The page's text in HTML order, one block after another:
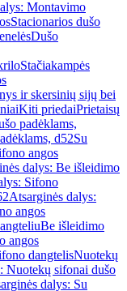
Montavimo
Stacionarios dušo
Dušo
Stačiakampės
ir skersinių sijų bei
Kiti priedaiPrietaisų
padėklams,
d52Su
angos
dalys: Be išleidimo
Sifono
Atsarginės dalys:
angos
Be išleidimo
angos
dangtelisNuotekų
Nuotekų sifonai dušo
dalys: Su